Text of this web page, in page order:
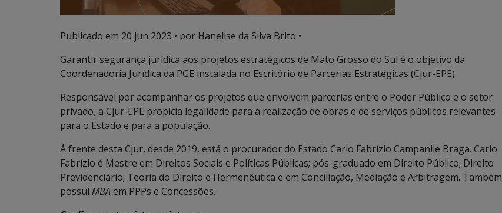
Publicado em 20 jun 2023 • por Hanelise da Silva Brito •
Garantir segurança jurídica aos projetos estratégicos de Mato Grosso do Sul é o objetivo da
Coordenadoria Jurídica da PGE instalada no Escritório de Parcerias Estratégicas (Cjur-EPE).
Responsável por acompanhar os projetos que envolvem parcerias entre o Poder Público e o setor
privado, a Cjur-EPE propicia legalidade para a realização de obras e de serviços públicos relevantes
para o Estado e para a população.
À frente desta Cjur, desde 2019, está o procurador do Estado Carlo Fabrízio Campanile Braga. Carlo
Fabrízio é Mestre em Direitos Sociais e Políticas Públicas; pós-graduado em Direito Público; Direito
Previdenciário; Teoria do Direito e Hermenêutica e em Conciliação, Mediação e Arbitragem. Também
possui MBA em PPPs e Concessões.